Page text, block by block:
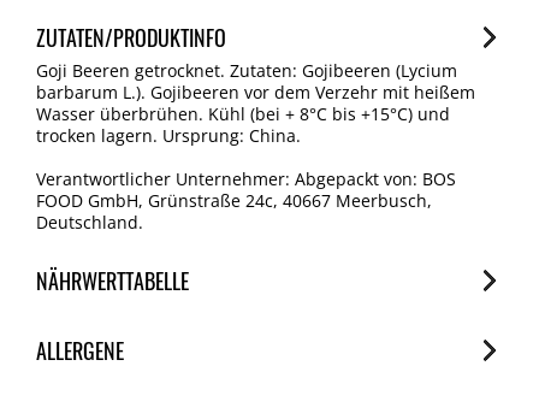
ZUTATEN/PRODUKTINFO
Goji Beeren getrocknet. Zutaten: Gojibeeren (Lycium
barbarum L.). Gojibeeren vor dem Verzehr mit heißem
Wasser überbrühen. Kühl (bei + 8°C bis +15°C) und
trocken lagern. Ursprung: China.
Verantwortlicher Unternehmer: Abgepackt von: BOS
FOOD GmbH, Grünstraße 24c, 40667 Meerbusch,
Deutschland.
NÄHRWERTTABELLE
je 100g
ALLERGENE